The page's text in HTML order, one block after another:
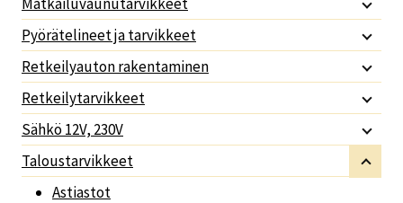
Pyörätelineet ja tarvikkeet
Retkeilyauton rakentaminen
Retkeilytarvikkeet
Sähkö 12V, 230V
Taloustarvikkeet
Astiastot